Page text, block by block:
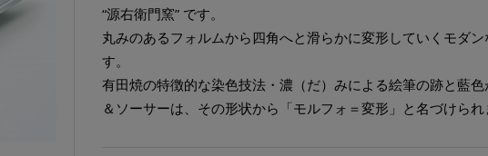
“源右衛門窯” です。
丸みのあるフォルムから四角へと滑らかに変形していくモダ
す。
有田焼の特徴的な染色技法・濃（だ）みによる絵筆の跡と藍
＆ソーサーは、その形状から「モルフォ＝変形」と名づけられ